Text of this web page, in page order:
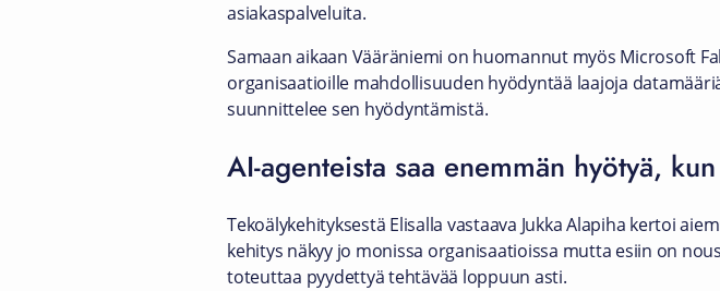
asiakaspalveluita.
Samaan aikaan Vääräniemi on huomannut myös Microsoft
organisaatioille mahdollisuuden hyödyntää laajoja
suunnittelee sen hyödyntämistä.
AI-agenteista saa enemmän hyötyä,
Tekoälykehityksestä Elisalla vastaava Jukka Alapiha kertoi
kehitys näkyy jo monissa organisaatioissa mutta esiin on
toteuttaa pyydettyä tehtävää loppuun asti.